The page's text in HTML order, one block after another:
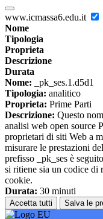
www.icmassa6.edu.it
Nome
Tipologia
Proprieta
Descrizione
Durata
Nome: _pk_ses.1.d5d1
Tipologia: analitico
Proprieta: Prime Parti
Descrizione: Questo
analisi web open source
proprietari di siti Web a
misurare le prestazioni
prefisso _pk_ses è
si ritiene sia un codice di
cookie.
Durata: 30 minuti
Accetta tutti Salva le